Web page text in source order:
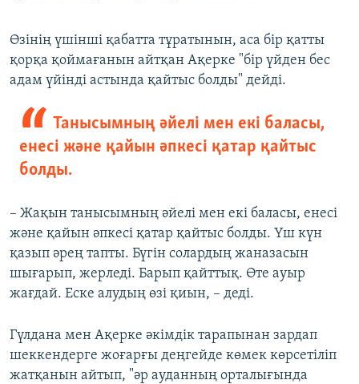
Өзінің үшінші қабатта тұратынын, аса бір қатты
қорқа қоймағанын айтқан Ақерке "бір үйден бес
адам үйінді астында қайтыс болды" дейді.
Танысымның әйелі мен екі баласы,
енесі және қайын әпкесі қатар қайтыс
болды.
– Жақын танысымның әйелі мен екі баласы, енесі
және қайын әпкесі қатар қайтыс болды. Үш күн
қазып әрең тапты. Бүгін солардың жаназасын
шығарып, жерледі. Барып қайттық. Өте ауыр
жағдай. Еске алудың өзі қиын, – деді.
Гүлдана мен Ақерке әкімдік тарапынан зардап
шеккендерге жоғарғы деңгейде көмек көрсетіліп
жатқанын айтып, "әр ауданның орталығында